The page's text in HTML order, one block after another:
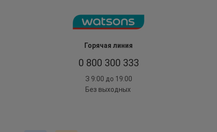
Горячая линия
0 800 300 333
З 9:00 до 19:00
Без выходных